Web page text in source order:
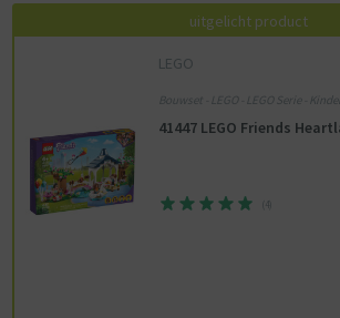
uitgelicht product
LEGO
Bouwset - LEGO - LEGO Serie -
41447 LEGO Friends
4)